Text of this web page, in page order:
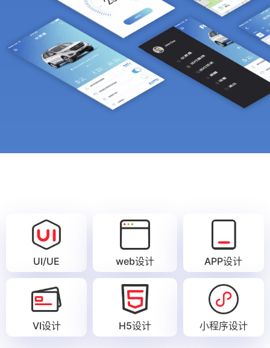
UI/UE web设计 APP设计
VI设计 H5设计 小程序设计